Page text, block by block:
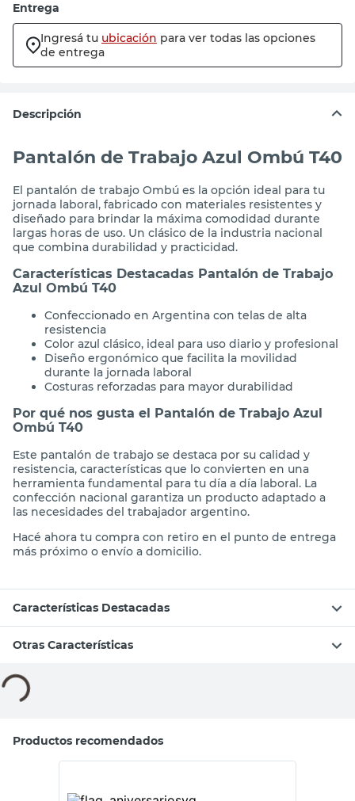
Entrega
Ingresá tu ubicación para ver todas las opciones
de entrega
Descripción
Pantalón de Trabajo Azul Ombú T40
El pantalón de trabajo Ombú es la opción ideal para tu
jornada laboral, fabricado con materiales resistentes y
diseñado para brindar la máxima comodidad durante
largas horas de uso. Un clásico de la industria nacional
que combina durabilidad y practicidad.
Características Destacadas Pantalón de Trabajo
Azul Ombú T40
Confeccionado en Argentina con telas de alta
resistencia
Color azul clásico, ideal para uso diario y profesional
Diseño ergonómico que facilita la movilidad
durante la jornada laboral
Costuras reforzadas para mayor durabilidad
Por qué nos gusta el Pantalón de Trabajo Azul
Ombú T40
Este pantalón de trabajo se destaca por su calidad y
resistencia, características que lo convierten en una
herramienta fundamental para tu día a día laboral. La
confección nacional garantiza un producto adaptado a
las necesidades del trabajador argentino.
Hacé ahora tu compra con retiro en el punto de entrega
más próximo o envío a domicilio.
Características Destacadas
Otras Características
Compará con productos similares